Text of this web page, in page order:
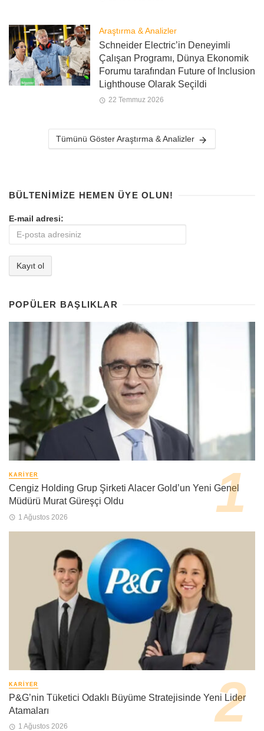
Araştırma & Analizler
Schneider Electric’in Deneyimli
Çalışan Programı, Dünya Ekonomik
Forumu tarafından Future of Inclusion
Lighthouse Olarak Seçildi
22 Temmuz 2026
Tümünü Göster Araştırma & Analizler
BÜLTENIMIZE HEMEN ÜYE OLUN!
E-mail adresi:
POPÜLER BAŞLIKLAR
KARIYER
Cengiz Holding Grup Şirketi Alacer Gold’un Yeni Genel
Müdürü Murat Güreşçi Oldu
1 Ağustos 2026
KARIYER
P&G’nin Tüketici Odaklı Büyüme Stratejisinde Yeni Lider
Atamaları
1 Ağustos 2026